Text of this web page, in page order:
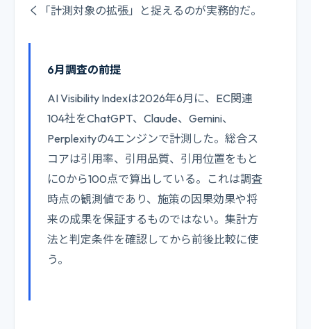
く「計測対象の拡張」と捉えるのが実務的だ。
6月調査の前提
AI Visibility Indexは2026年6月に、EC関連
104社をChatGPT、Claude、Gemini、
Perplexityの4エンジンで計測した。総合ス
コアは引用率、引用品質、引用位置をもと
に0から100点で算出している。これは調査
時点の観測値であり、施策の因果効果や将
来の成果を保証するものではない。集計方
法と判定条件を確認してから前後比較に使
う。